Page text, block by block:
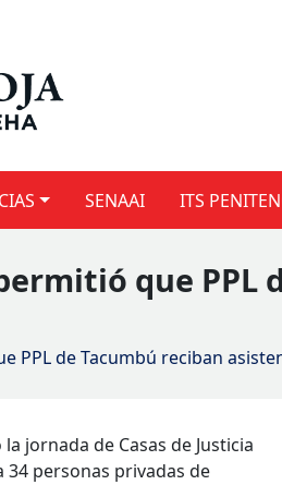
SENAAI ITS
que PPL
PPL de Tacumbú reciban
jornada de Casas de Justicia
34 personas privadas de